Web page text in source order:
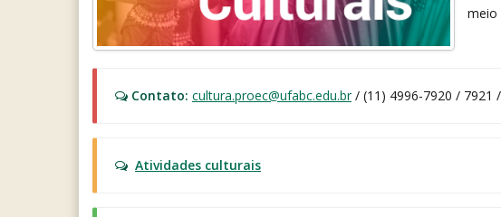
meio
Contato: cultura.proec@ufabc.edu.br/ (11) 4996-7920 / 7921
Atividades culturais